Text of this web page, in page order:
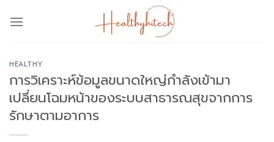
HEALTHY
การวิเคราะห์ข้อมูลขนาดใหญ่กำลังเข้ามา
เปลี่ยนโฉมหน้าของระบบสาธารณสุขจากการ
รักษาตามอาการ